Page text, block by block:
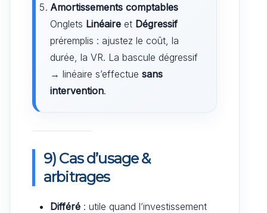
Amortissements comptables
Onglets Linéaire et Dégressif
préremplis : ajustez le coût, la
durée, la VR. La bascule dégressif
→ linéaire s’effectue sans
intervention.
9) Cas d’usage &
arbitrages
Différé : utile quand l’investissement